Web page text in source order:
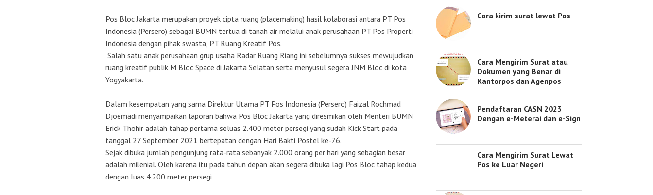
Pos Bloc Jakarta merupakan proyek cipta ruang (placemaking) hasil kolaborasi antara PT Pos
Indonesia (Persero) sebagai BUMN tertua di tanah air melalui anak perusahaan PT Pos Properti
Indonesia dengan pihak swasta, PT Ruang Kreatif Pos.
Salah satu anak perusahaan grup usaha Radar Ruang Riang ini sebelumnya sukses mewujudkan
ruang kreatif publik M Bloc Space di Jakarta Selatan serta menyusul segera JNM Bloc di kota
Yogyakarta.
Dalam kesempatan yang sama Direktur Utama PT Pos Indonesia (Persero) Faizal Rochmad
Djoemadi menyampaikan laporan bahwa Pos Bloc Jakarta yang diresmikan oleh Menteri BUMN
Erick Thohir adalah tahap pertama seluas 2.400 meter persegi yang sudah Kick Start pada
tanggal 27 September 2021 bertepatan dengan Hari Bakti Postel ke-76.
Sejak dibuka jumlah pengunjung rata-rata sebanyak 2.000 orang per hari yang sebagian besar
adalah milenial. Oleh karena itu pada tahun depan akan segera dibuka lagi Pos Bloc tahap kedua
dengan luas 4.200 meter persegi.
Cara kirim surat lewat Pos
Cara Mengirim Surat atau
Dokumen yang Benar di
Kantorpos dan Agenpos
Pendaftaran CASN 2023
Dengan e-Meterai dan e-Sign
Cara Mengirim Surat Lewat
Pos ke Luar Negeri